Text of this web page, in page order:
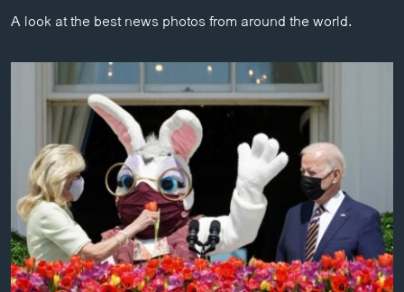
ຄົ້ນໂລກ
ອິດສະຫຼະພາບດ້ານການຂ່າວ
ຊີວິດຊາວລາວ
ຊຸມຊົນຊາວລາວ
ວິທະຍາສາດ-ເທັກໂນໂລຈີ
ທຸລະກິດ
ພາສາອັງກິດ
ວີດີໂອ
A look at the best news photos from around the world.